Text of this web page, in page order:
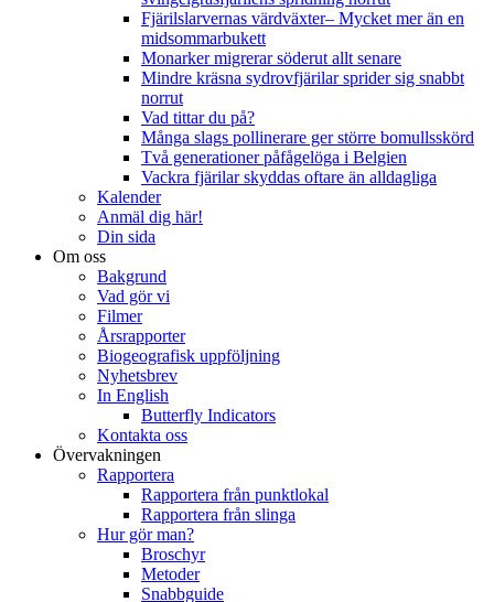
Fjärilslarvernas värdväxter– Mycket mer än en
midsommarbukett
Monarker migrerar söderut allt senare
Mindre kräsna sydrovfjärilar sprider sig snabbt
norrut
Vad tittar du på?
Många slags pollinerare ger större bomullsskörd
Två generationer påfågelöga i Belgien
Vackra fjärilar skyddas oftare än alldagliga
Kalender
Anmäl dig här!
Din sida
Om oss
Bakgrund
Vad gör vi
Filmer
Årsrapporter
Biogeografisk uppföljning
Nyhetsbrev
In English
Butterfly Indicators
Kontakta oss
Övervakningen
Rapportera
Rapportera från punktlokal
Rapportera från slinga
Hur gör man?
Broschyr
Metoder
Snabbguide